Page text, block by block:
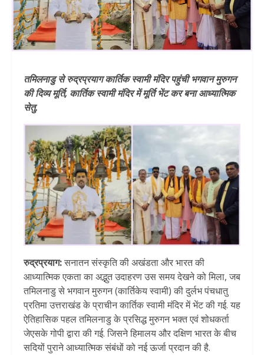
तमिलनाडु से रुद्रप्रयाग कार्तिक स्वामी मंदिर पहुंची भगवान मुरुगन
की दिव्य मूर्ति, कार्तिक स्वामी मंदिर में मूर्ति भेंट कर बना आध्यात्मिक
सेतु.
रुद्रप्रयाग:सनातन संस्कृति की अखंडता और भारत की
आध्यात्मिक एकता का अद्भुत उदाहरण उस समय देखने को मिला, जब
तमिलनाडु से भगवान मुरुगन (कार्तिकेय स्वामी) की दुर्लभ पंचधातु
प्रतिमा उत्तराखंड के प्राचीन कार्तिक स्वामी मंदिर में भेंट की गई. यह
ऐतिहासिक पहल तमिलनाडु के प्रसिद्ध मुरुगन भक्त एवं शोधकर्ता
जेएसके गोपी द्वारा की गई. जिसने हिमालय और दक्षिण भारत के बीच
सदियों पुराने आध्यात्मिक संबंधों को नई ऊर्जा प्रदान की है.